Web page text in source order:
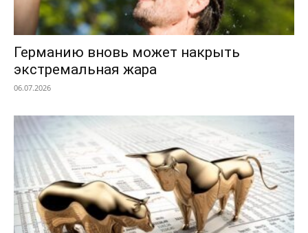
Германию вновь может накрыть
экстремальная жара
06.07.2026